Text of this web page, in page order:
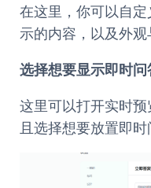
在这里，你可以自
示的内容，以及外观
选择想要显示即时
这里可以打开实时
且选择想要放置即时